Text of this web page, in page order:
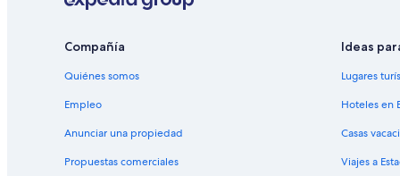
Hoteles en Santiago de Anaya
Hoteles en Tlahuelilpan
Hoteles en Cardonal
Hoteles en Alfajayucan
Compañía
Quiénes somos
Empleo
Anunciar una propiedad
Propuestas comerciales
Ideas
Lugares
Hoteles en
Casas
Viajes a